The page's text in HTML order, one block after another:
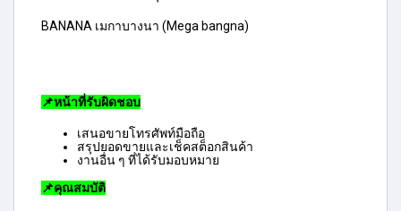
BANANA เมกาบางนา (Mega bangna)
📌หน้าที่รับผิดชอบ
เสนอขายโทรศัพท์มือถือ
สรุปยอดขายและเช็คสต็อกสินค้า
งานอื่น ๆ ที่ได้รับมอบหมาย
📌คุณสมบัติ